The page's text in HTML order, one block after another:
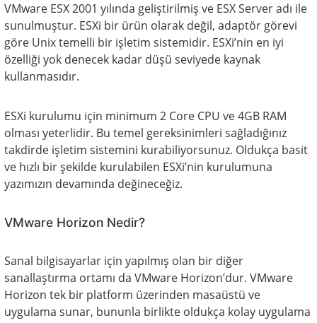
VMware ESX 2001 yılında geliştirilmiş ve ESX Server adı ile
sunulmuştur. ESXi bir ürün olarak değil, adaptör görevi
göre Unix temelli bir işletim sistemidir. ESXi’nin en iyi
özelliği yok denecek kadar düşü seviyede kaynak
kullanmasıdır.
ESXi kurulumu için minimum 2 Core CPU ve 4GB RAM
olması yeterlidir. Bu temel gereksinimleri sağladığınız
takdirde işletim sistemini kurabiliyorsunuz. Oldukça basit
ve hızlı bir şekilde kurulabilen ESXi’nin kurulumuna
yazımızın devamında değineceğiz.
VMware Horizon Nedir?
Sanal bilgisayarlar için yapılmış olan bir diğer
sanallaştırma ortamı da VMware Horizon’dur. VMware
Horizon tek bir platform üzerinden masaüstü ve
uygulama sunar, bununla birlikte oldukça kolay uygulama